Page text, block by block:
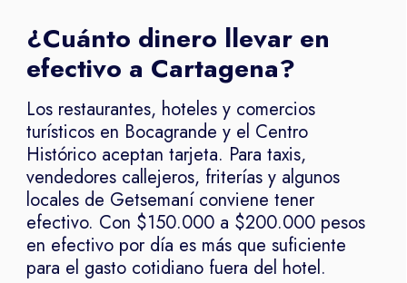
¿Cuánto dinero llevar en
efectivo a Cartagena?
Los restaurantes, hoteles y comercios
turísticos en Bocagrande y el Centro
Histórico aceptan tarjeta. Para taxis,
vendedores callejeros, friterías y algunos
locales de Getsemaní conviene tener
efectivo. Con $150.000 a $200.000 pesos
en efectivo por día es más que suficiente
para el gasto cotidiano fuera del hotel.